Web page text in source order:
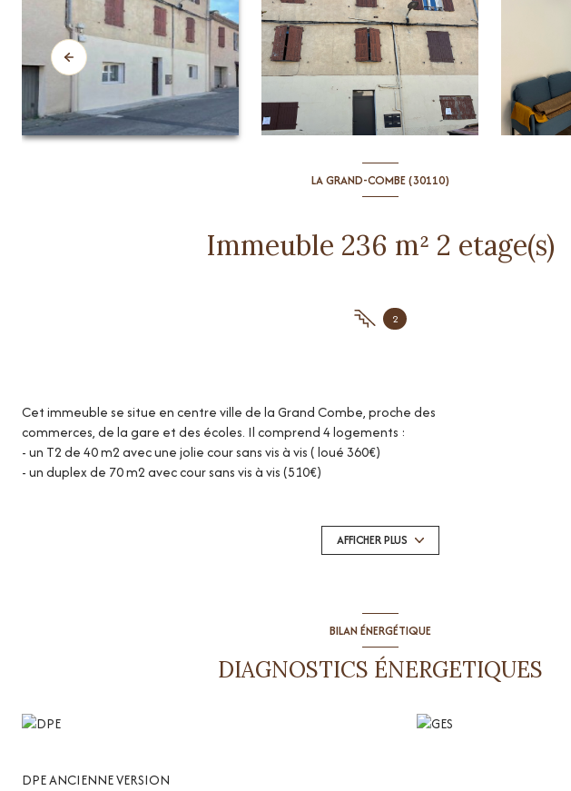
LA GRAND-COMBE (30110)
Immeuble 236 m² 2 etage(s)
2
Cet immeuble se situe en centre ville de la Grand Combe, proche des
commerces, de la gare et des écoles. Il comprend 4 logements :
- un T2 de 40 m2 avec une jolie cour sans vis à vis ( loué 360€)
- un duplex de 70 m2 avec cour sans vis à vis (510€)
Le quartier est aéré et calme , avec des espaces verts à proximité
la municipalité (obligatoire à la Grand Combe) Chaque logement a son
La toiture NEUVE ( facture de 16000 €), sous garantie décennale
L'isolation des combles vient d'être refaite
De nombreux travauxd’amélioration ont été effectué : pose de cuisines, peintures ,
AFFICHER PLUS
BILAN ÉNERGÉTIQUE
DIAGNOSTICS ÉNERGETIQUES
DPE ANCIENNE VERSION